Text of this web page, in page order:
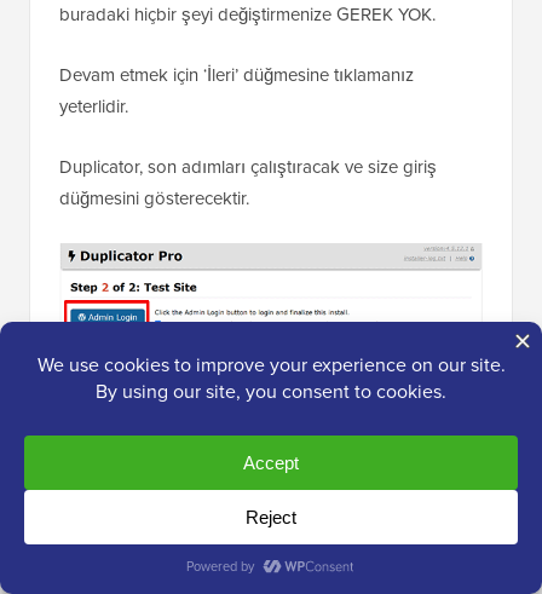
buradaki hiçbir şeyi değiştirmenize GEREK YOK.
Devam etmek için ‘İleri’ düğmesine tıklamanız
yeterlidir.
Duplicator, son adımları çalıştıracak ve size giriş
düğmesini gösterecektir.
Yeni barındırma alanınızdaki WordPress sitenize, her
şeyin beklendiği gibi çalıştığından emin olmak için